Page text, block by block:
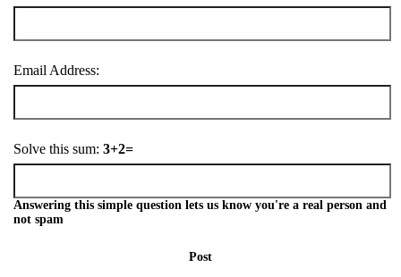
Email Address:
Solve this sum: 3+2=
Answering this simple question lets us know you're a real person and
not spam
Post